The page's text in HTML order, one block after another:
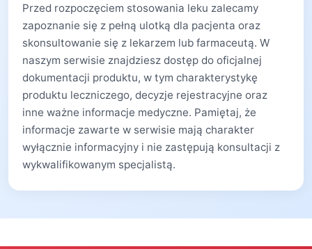
Przed rozpoczęciem stosowania leku zalecamy
zapoznanie się z pełną ulotką dla pacjenta oraz
skonsultowanie się z lekarzem lub farmaceutą. W
naszym serwisie znajdziesz dostęp do oficjalnej
dokumentacji produktu, w tym charakterystykę
produktu leczniczego, decyzje rejestracyjne oraz
inne ważne informacje medyczne. Pamiętaj, że
informacje zawarte w serwisie mają charakter
wyłącznie informacyjny i nie zastępują konsultacji z
wykwalifikowanym specjalistą.